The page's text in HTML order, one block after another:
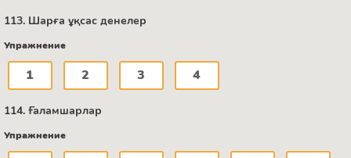
113. Шарға ұқсас денелер
Упражнение
1 2 3 4
114. Ғаламшарлар
Упражнение